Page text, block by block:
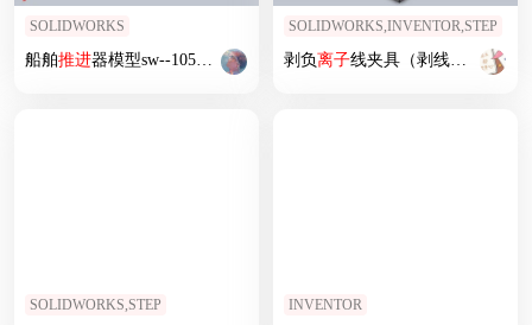
SOLIDWORKS
船舶推进器模型sw--1050720-30
SOLIDWORKS,INVENTOR,STEP
剥负离子线夹具（剥线机）
SOLIDWORKS,STEP INVENTOR